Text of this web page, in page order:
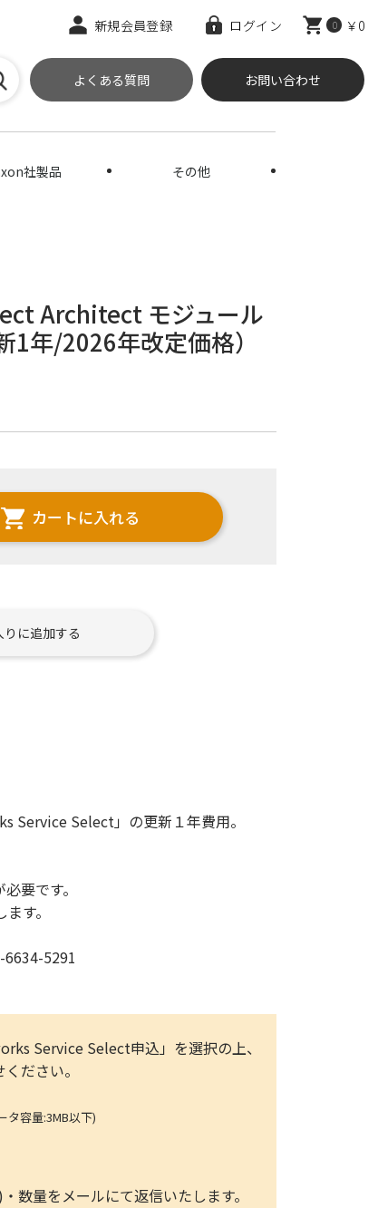
新規会員登録 ログイン 0 ￥0
よくある質問 お問い合わせ
社製品 その他
Architect モジュール
年/2026年改定価格）
カートに入れる
りに追加する
Service Select」の更新１年費用。
要です。
す。
5291
Service Select申込」を選択の上、
ださい。
容量:3MB以下)
量をメールにて返信いたします。